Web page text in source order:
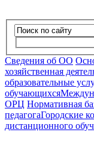
Сведения об ОО
хозяйственная
образовательные
обучающихся
ОРЦ Нормативная
педагогаГородские
дистанционного